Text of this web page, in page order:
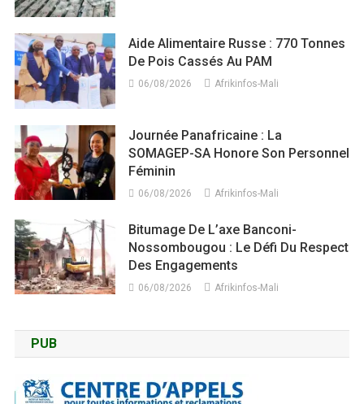
Aide Alimentaire Russe : 770 Tonnes
De Pois Cassés Au PAM
06/08/2026 Afrikinfos-Mali
Journée Panafricaine : La
SOMAGEP-SA Honore Son Personnel
Féminin
06/08/2026 Afrikinfos-Mali
Bitumage De L’axe Banconi-
Nossombougou : Le Défi Du Respect
Des Engagements
06/08/2026 Afrikinfos-Mali
PUB